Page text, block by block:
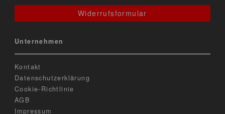
Widerrufsformular
Unternehmen
Kontakt
Datenschutzerklärung
Cookie-Richtlinie
AGB
Impressum